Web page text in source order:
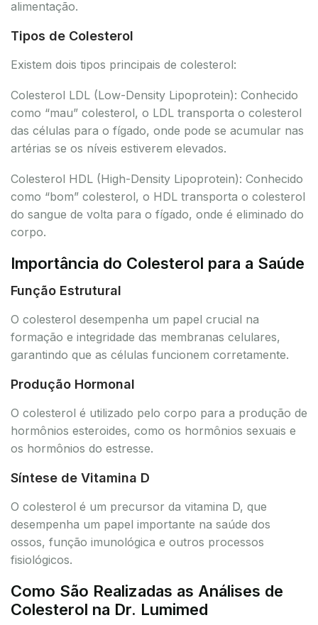
alimentação.
Tipos de Colesterol
Existem dois tipos principais de colesterol:
Colesterol LDL (Low-Density Lipoprotein): Conhecido
como “mau” colesterol, o LDL transporta o colesterol
das células para o fígado, onde pode se acumular nas
artérias se os níveis estiverem elevados.
Colesterol HDL (High-Density Lipoprotein): Conhecido
como “bom” colesterol, o HDL transporta o colesterol
do sangue de volta para o fígado, onde é eliminado do
corpo.
Importância do Colesterol para a Saúde
Função Estrutural
O colesterol desempenha um papel crucial na
formação e integridade das membranas celulares,
garantindo que as células funcionem corretamente.
Produção Hormonal
O colesterol é utilizado pelo corpo para a produção de
hormônios esteroides, como os hormônios sexuais e
os hormônios do estresse.
Síntese de Vitamina D
O colesterol é um precursor da vitamina D, que
desempenha um papel importante na saúde dos
ossos, função imunológica e outros processos
fisiológicos.
Como São Realizadas as Análises de
Colesterol na Dr. Lumimed